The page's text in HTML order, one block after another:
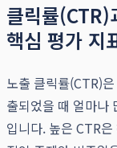
클릭률(CTR)
핵심 평가 지
노출 클릭률(CTR)
출되었을 때 얼마나
입니다. 높은 CTR